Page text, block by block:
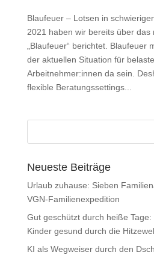
Blaufeuer – Lotsen in
2021 haben wir bereits über das
„Blaufeuer“ berichtet. Blaufeuer
der aktuellen Situation für
Arbeitnehmer:innen da sein.
flexible Beratungssettings...
Neueste Beiträge
Urlaub zuhause: Sieben
VGN-Familienexpedition
Gut geschützt durch heiße
Kinder gesund durch die
KI als Wegweiser durch den